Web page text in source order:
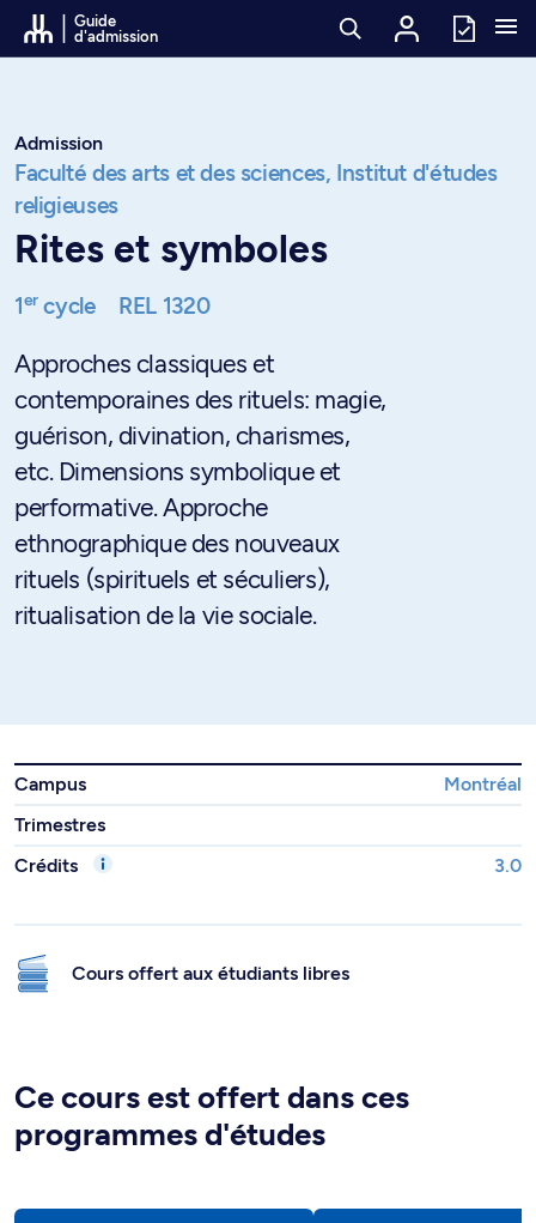
Passer au contenu
Guide
d'admission
Admission
Faculté des arts et des sciences, Institut d'études
religieuses
Rites et symboles
1ercycle REL 1320
Approches classiques et
contemporaines des rituels: magie,
guérison, divination, charismes,
etc. Dimensions symbolique et
performative. Approche
ethnographique des nouveaux
rituels (spirituels et séculiers),
ritualisation de la vie sociale.
Campus
Montréal
Trimestres
Crédits
3.0
Cours offert aux étudiants libres
Ce cours est offert dans ces
programmes d'études